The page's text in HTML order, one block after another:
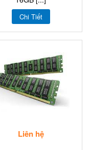
Chi Tiết
Liên hệ